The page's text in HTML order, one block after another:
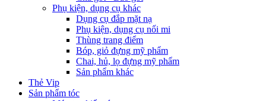
Phụ kiện, dụng cụ khác
Dụng cụ đắp mặt nạ
Phụ kiện, dụng cụ nối mi
Thùng trang điểm
Bóp, giỏ đựng mỹ phẩm
Chai, hủ, lọ đựng mỹ phẩm
Sản phẩm khác
Thẻ Vip
Sản phẩm tóc